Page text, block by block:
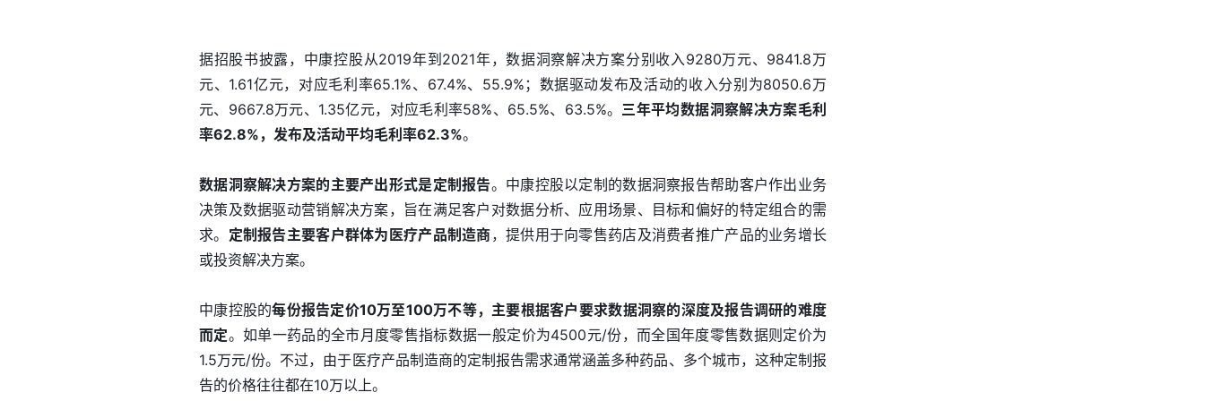
据招股书披露，中康控股从2019年到2021年，数据洞察解决方案分别收入9280万元、9841.8万
元、1.61亿元，对应毛利率65.1%、67.4%、55.9%；数据驱动发布及活动的收入分别为8050.6万
元、9667.8万元、1.35亿元，对应毛利率58%、65.5%、63.5%。 三年平均数据洞察解决方案毛利
率62.8%，发布及活动平均毛利率62.3%。
数据洞察解决方案的主要产出形式是定制报告。中康控股以定制的数据洞察报告帮助客户作出业务
决策及数据驱动营销解决方案，旨在满足客户对数据分析、应用场景、目标和偏好的特定组合的需
求。 定制报告主要客户群体为医疗产品制造商，提供用于向零售药店及消费者推广产品的业务增长
或投资解决方案。
中康控股的每份报告定价10万至100万不等，主要根据客户要求数据洞察的深度及报告调研的难度
而定。如单一药品的全市月度零售指标数据一般定价为4500元/份，而全国年度零售数据则定价为
1.5万元/份。不过，由于医疗产品制造商的定制报告需求通常涵盖多种药品、多个城市，这种定制报
告的价格往往都在10万以上。